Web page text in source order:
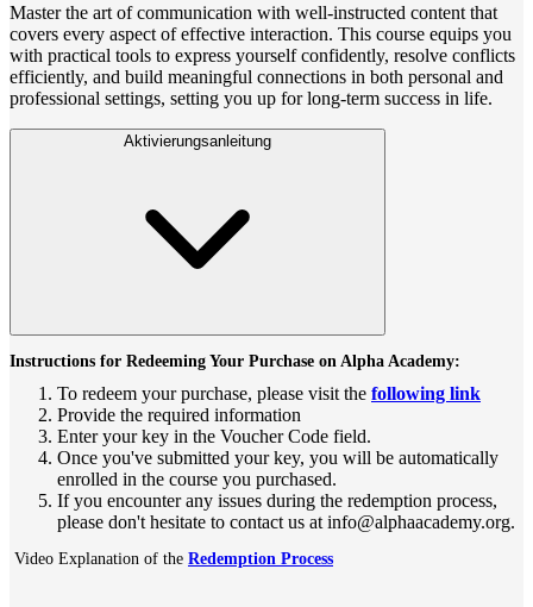
Master the art of communication with well-instructed content that
covers every aspect of effective interaction. This course equips you
with practical tools to express yourself confidently, resolve conflicts
efficiently, and build meaningful connections in both personal and
professional settings, setting you up for long-term success in life.
Aktivierungsanleitung
Instructions for Redeeming Your Purchase on Alpha Academy:
To redeem your purchase, please visit the following link
Provide the required information
Enter your key in the Voucher Code field.
Once you've submitted your key, you will be automatically
enrolled in the course you purchased.
If you encounter any issues during the redemption process,
please don't hesitate to contact us at info@alphaacademy.org.
Video Explanation of the Redemption Process